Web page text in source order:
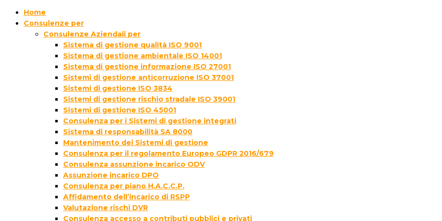
Home
Consulenze per
Consulenze Aziendali per
Sistema di gestione qualità ISO 9001
Sistema di gestione ambientale ISO 14001
Sistema di gestione informazione ISO 27001
Sistemi di gestione anticorruzione ISO 37001
Sistemi di gestione ISO 3834
Sistemi di gestione rischio stradale ISO 39001
Sistemi di gestione ISO 45001
Consulenza per i Sistemi di gestione integrati
Sistema di responsabilità SA 8000
Mantenimento dei Sistemi di gestione
Consulenza per il regolamento Europeo GDPR 2016/679
Consulenza assunzione incarico ODV
Assunzione incarico DPO
Consulenza per piano H.A.C.C.P.
Affidamento dell’incarico di RSPP
Valutazione rischi DVR
Consulenza accesso a contributi pubblici e privati